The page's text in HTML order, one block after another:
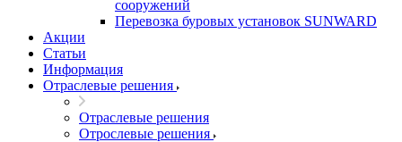
сооружений
Перевозка буровых установок SUNWARD
Акции
Статьи
Информация
Отраслевые решения
Отраслевые решения
Отрослевые решения